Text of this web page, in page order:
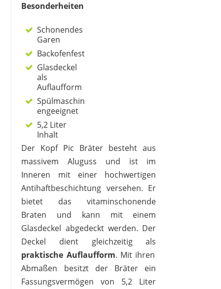
Besonderheiten
Schonendes
Garen
Backofenfest
Glasdeckel
als
Auflaufform
Spülmaschin
engeeignet
5,2 Liter
Inhalt
Der Kopf Pic Bräter besteht aus
massivem Aluguss und ist im
Inneren mit einer hochwertigen
Antihaftbeschichtung versehen. Er
bietet das vitaminschonende
Braten und kann mit einem
Glasdeckel abgedeckt werden. Der
Deckel dient gleichzeitig als
praktische Auflaufform. Mit ihren
Abmaßen besitzt der Bräter ein
Fassungsvermögen von 5,2 Liter